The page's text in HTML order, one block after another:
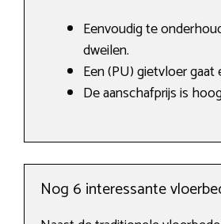
Eenvoudig te
dweilen.
Een (PU) gietvloer gaat
De aanschafprijs is
Nog 6 interessante